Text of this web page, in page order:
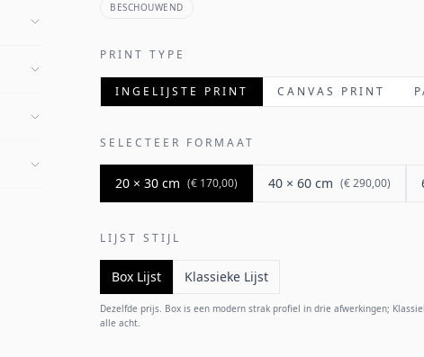
BESCHOUWEND
PRINT TYPE
INGELIJSTE PRINT CANVAS PRINT
SELECTEER FORMAAT
20 × 30 cm (€ 170,00) 40 × 60 cm (€ 290,00)
LIJST STIJL
Box Lijst Klassieke Lijst
Dezelfde prijs. Box is een modern strak profiel in drie afwerkingen;
alle acht.